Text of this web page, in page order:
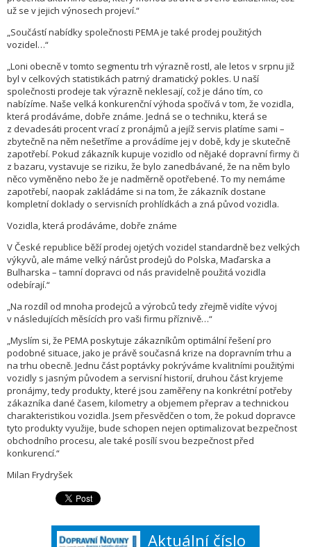
už se v jejich výnosech projeví.“
„Součástí nabídky společnosti PEMA je také prodej použitých
vozidel…“
„Loni obecně v tomto segmentu trh výrazně rostl, ale letos v srpnu již
byl v celkových statistikách patrný dramatický pokles. U naší
společnosti prodeje tak výrazně neklesají, což je dáno tím, co
nabízíme. Naše velká konkurenční výhoda spočívá v tom, že vozidla,
která prodáváme, dobře známe. Jedná se o techniku, která se
z devadesáti procent vrací z pronájmů a jejíž servis platíme sami –
zbytečně na něm nešetříme a provádíme jej v době, kdy je skutečně
zapotřebí. Pokud zákazník kupuje vozidlo od nějaké dopravní firmy či
z bazaru, vystavuje se riziku, že bylo zanedbávané, že na něm bylo
něco vyměněno nebo že je nadměrně opotřebené. To my nemáme
zapotřebí, naopak zakládáme si na tom, že zákazník dostane
kompletní doklady o servisních prohlídkách a zná původ vozidla.
Vozidla, která prodáváme, dobře známe
V České republice běží prodej ojetých vozidel standardně bez velkých
výkyvů, ale máme velký nárůst prodejů do Polska, Maďarska a
Bulharska – tamní dopravci od nás pravidelně použitá vozidla
odebírají.“
„Na rozdíl od mnoha prodejců a výrobců tedy zřejmě vidíte vývoj
v následujících měsících pro vaši firmu příznivě…“
„Myslím si, že PEMA poskytuje zákazníkům optimální řešení pro
podobné situace, jako je právě současná krize na dopravním trhu a
na trhu obecně. Jednu část poptávky pokrýváme kvalitními použitými
vozidly s jasným původem a servisní historií, druhou část kryjeme
pronájmy, tedy produkty, které jsou zaměřeny na konkrétní potřeby
zákazníka dané časem, kilometry a objemem přeprav a technickou
charakteristikou vozidla. Jsem přesvědčen o tom, že pokud dopravce
tyto produkty využije, bude schopen nejen optimalizovat bezpečnost
obchodního procesu, ale také posílí svou bezpečnost před
konkurencí.“
Milan Frydryšek
Aktuální číslo